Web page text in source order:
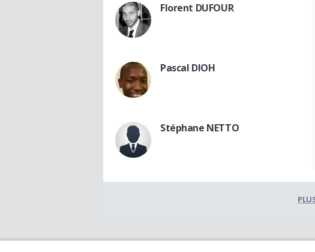
Florent DUFOUR
Pascal DIOH
Stéphane NETTO